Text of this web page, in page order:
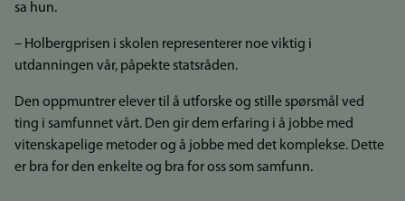
sa hun.
– Holbergprisen i skolen representerer noe viktig i
utdanningen vår, påpekte statsråden.
Den oppmuntrer elever til å utforske og stille spørsmål ved
ting i samfunnet vårt. Den gir dem erfaring i å jobbe med
vitenskapelige metoder og å jobbe med det komplekse. Dette
er bra for den enkelte og bra for oss som samfunn.